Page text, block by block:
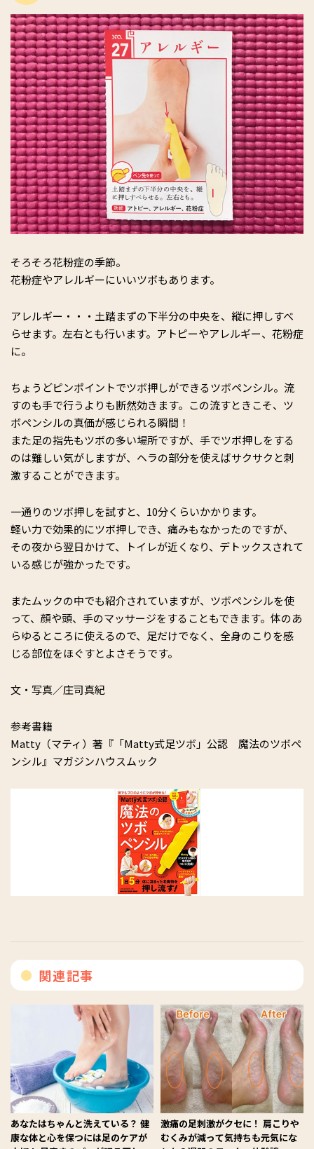
そろそろ花粉症の季節。
花粉症やアレルギーにいいツボもあります。
アレルギー・・・土踏まずの下半分の中央を、縦に押しすべ
らせます。左右とも行います。アトピーやアレルギー、花粉症
に。
ちょうどピンポイントでツボ押しができるツボペンシル。流
すのも手で行うよりも断然効きます。この流すときこそ、ツ
ボペンシルの真価が感じられる瞬間！
また足の指先もツボの多い場所ですが、手でツボ押しをする
のは難しい気がしますが、ヘラの部分を使えばサクサクと刺
激することができます。
一通りのツボ押しを試すと、10分くらいかかります。
軽い力で効果的にツボ押しでき、痛みもなかったのですが、
その夜から翌日かけて、トイレが近くなり、デトックスされて
いる感じが強かったです。
またムックの中でも紹介されていますが、ツボペンシルを使
って、顔や頭、手のマッサージをすることもできます。体のあ
らゆるところに使えるので、足だけでなく、全身のこりを感
じる部位をほぐすとよさそうです。
文・写真／庄司真紀
参考書籍
Matty（マティ）著『「Matty式足ツボ」公認 魔法のツボペ
ンシル』マガジンハウスムック
関連記事
あなたはちゃんと洗えている？ 健
康な体と心を保つには足のケアが
激痛の足刺激がクセに！ 肩こりや
むくみが減って気持ちも元気にな